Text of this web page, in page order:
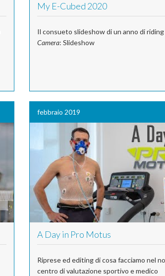
My E-Cubed 2020
Il consueto slideshow di un anno di riding
Camera: Slideshow
febbraio 2019
A Day in Pro Motus
Riprese ed editing di cosa facciamo nel
centro di valutazione sportivo e medico